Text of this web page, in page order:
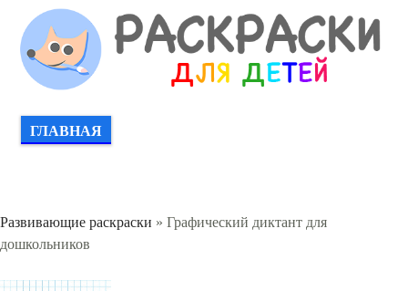
ГЛАВНАЯ
Развивающие раскраски » Графический диктант для
дошкольников